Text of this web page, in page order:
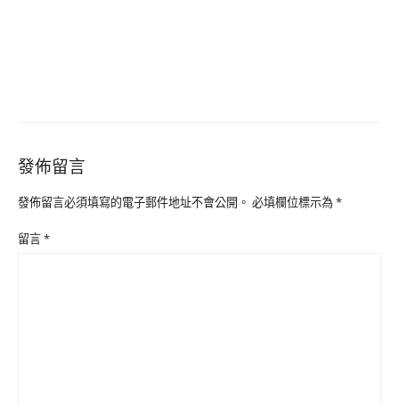
發佈留言
發佈留言必須填寫的電子郵件地址不會公開。 必填欄位標示為*
留言*